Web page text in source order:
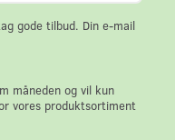
gode tilbud. Din e-mail
måneden og vil kun
vores produktsortiment